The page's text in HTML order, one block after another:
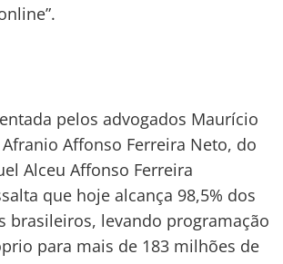
pelos advogados Maurício
Afranio Affonso Ferreira Neto, do
Alceu Affonso Ferreira
que hoje alcança 98,5% dos
brasileiros, levando programação
para mais de 183 milhões de